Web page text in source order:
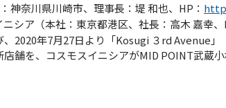
神奈川県川崎市、理事長：堤 和也、HP：
シア（本社：東京都港区、社長：高木 嘉幸、
2020年7月27日より「Kosugi ３rd Avenue
舗を、コスモスイニシアがMID POINT武蔵